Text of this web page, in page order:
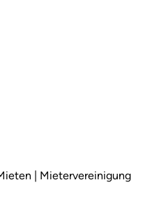
| Mietervereinigung